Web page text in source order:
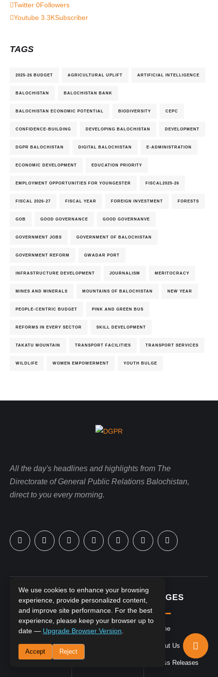
Twitter 0Followers
Youtube 3.3KSubscriber
TAGS
2025-26 BUDGET AGRICULTURAL UPLIFT ARTIFICIAL INTELLIGENCE
BALOCHISTAN BALOCHISTAN BANK
BALOCHISTAN ECONOMIC POTENTIAL BIODIVERSITY CEPC
CONFIDENCE-BUILDING DEVELOPING BALOCHISTAN DEVELOPMENT
DGPR BALOCHISTAN DIGITAL BALOCHISTAN E-ADMINISTRATION
ECONOMIC DEVELOPMENT EDUCATION PRIORITY
EMPLOYMENT OPPORTUNITIES FOR YOUNGESTER FISCAL2025-26
FISCAL 2026-27 FISCAL YEAR FOREIGN INVESTMENT FORESTS
GOB GOOD GOVERNANCE GOOD GOVERNANVE
GOVERNMENT JOBS GOVERNMENT OF BALOCHISTAN
GOVERNMENT REFORM GWADAR PORT
INFRASTRUCTURE DEVELOPMENT JOURNALISM MERITOCRACY
MINES AND MINERALS MOUNTAINS OF BALOCHISTAN NEW YEAR
PEOPLE-CENTRIC BUDGET PINK AND GREEN BUS
REFORMS IN EVERY SECTOR SKILL DEVELOPMENT
TAKATU MOUNTAIN TRANSPORT FACILITIES TRANSPORT SERVICES
WILDLIFE WOMEN EMPOWERMENT YOUTH BULGE
PAGES
Home
About Us
Press Releases
NEWS
Latest News
Press Clipping
AUTHORS
DG. Askar Khan
All the day's headlines and highlights from The
Directorate of General Public Relations Balochistan,
direct to you every morning.
We use cookies to enhance your browsing
experience, provide personalized content,
and improve site performance. For the best
experience, please keep your browser up to
date — Upgrade Browser Version
Accept Reject